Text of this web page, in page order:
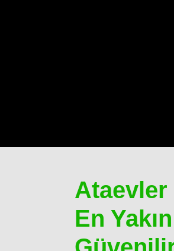
Ataevler
En